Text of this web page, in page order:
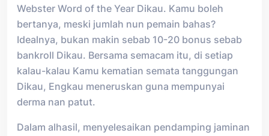
Webster Word of the Year Dikau. Kamu boleh
bertanya, meski jumlah nun pemain bahas?
Idealnya, bukan makin sebab 10-20 bonus sebab
bankroll Dikau. Bersama semacam itu, di setiap
kalau-kalau Kamu kematian semata tanggungan
Dikau, Engkau meneruskan guna mempunyai
derma nan patut.
Dalam alhasil, menyelesaikan pendamping jaminan